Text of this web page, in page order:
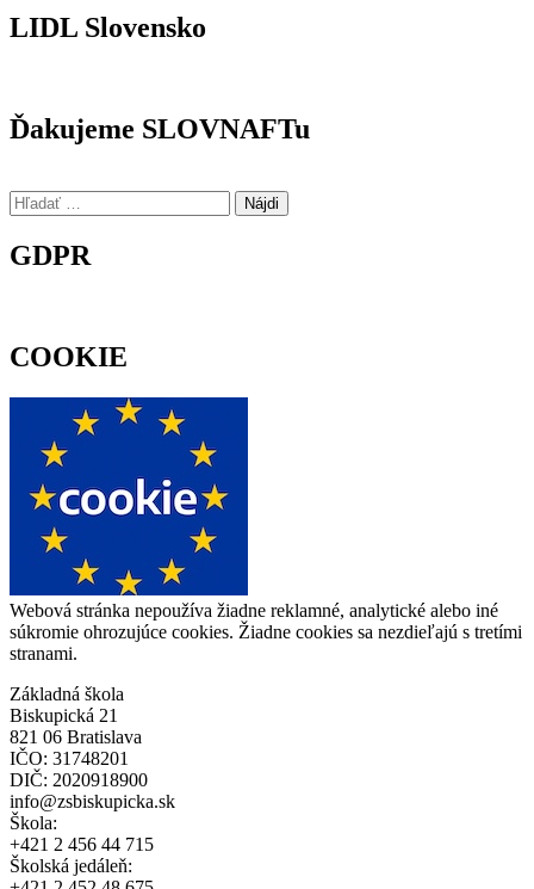
LIDL Slovensko
Ďakujeme SLOVNAFTu
Hľadať:
GDPR
COOKIE
Webová stránka nepoužíva žiadne reklamné, analytické alebo iné
súkromie ohrozujúce cookies. Žiadne cookies sa nezdieľajú s tretími
stranami.
Základná škola
Biskupická 21
821 06 Bratislava
IČO: 31748201
DIČ: 2020918900
info@zsbiskupicka.sk
Škola:
+421 2 456 44 715
Školská jedáleň: